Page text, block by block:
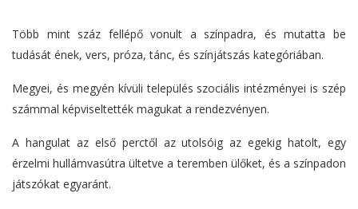
Több mint száz fellépő vonult a színpadra, és mutatta be
tudását ének, vers, próza, tánc, és színjátszás kategóriában.
Megyei, és megyén kívüli település szociális intézményei is szép
számmal képviseltették magukat a rendezvényen.
A hangulat az első perctől az utolsóig az egekig hatolt, egy
érzelmi hullámvasútra ültetve a teremben ülőket, és a színpadon
játszókat egyaránt.